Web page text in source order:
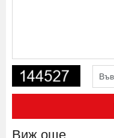
Виж още